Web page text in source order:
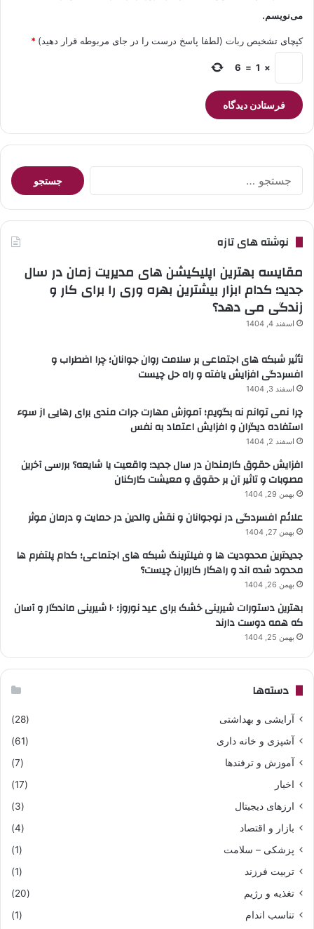
می‌نویسم.
کپچای تشخیص ربات (لطفا پاسخ درست را در جای مربوطه قرار دهید) *
×
1
=
6
جستجو
برای:
نوشته های تازه
مقایسه بهترین اپلیکیشن های مدیریت زمان در سال
جدید؛ کدام ابزار بیشترین بهره وری را برای کار و
زندگی می دهد؟
اسفند 4, 1404
تأثیر شبکه های اجتماعی بر سلامت روان جوانان؛ چرا اضطراب و
افسردگی افزایش یافته و راه حل چیست
اسفند 3, 1404
چرا نمی توانم نه بگویم؛ آموزش مهارت جرات مندی برای رهایی از سوء
استفاده دیگران و افزایش اعتماد به نفس
اسفند 2, 1404
افزایش حقوق کارمندان در سال جدید؛ واقعیت یا شایعه؟ بررسی آخرین
مصوبات و تاثیر آن بر حقوق و معیشت کارکنان
بهمن 29, 1404
علائم افسردگی در نوجوانان و نقش والدین در حمایت و درمان موثر
بهمن 27, 1404
جدیدترین محدودیت ها و فیلترینگ شبکه های اجتماعی؛ کدام پلتفرم ها
محدود شده اند و راهکار کاربران چیست؟
بهمن 26, 1404
بهترین دستورات شیرینی خشک برای عید نوروز؛ ۱۰ شیرینی ماندگار و آسان
که همه دوست دارند
بهمن 25, 1404
دسته‌ها
آرایشی و بهداشتی
(28)
آشپزی و خانه داری
(61)
آموزش و ترفندها
(7)
اخبار
(17)
ارزهای دیجیتال
(3)
بازار و اقتصاد
(4)
پزشکی – سلامت
(1)
تربیت فرزند
(1)
تغذیه و رژیم
(20)
تناسب اندام
(1)